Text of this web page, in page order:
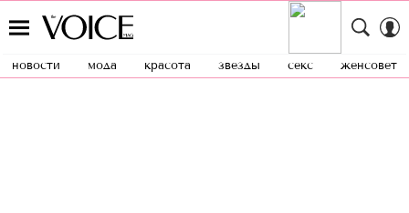
новости мода красота звезды секс женсовет